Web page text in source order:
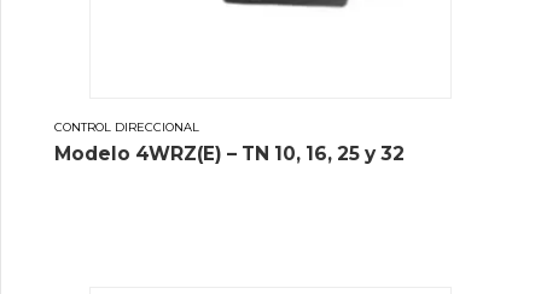
CONTROL DIRECCIONAL
Modelo 4WRZ(E) – TN 10, 16, 25 y 32